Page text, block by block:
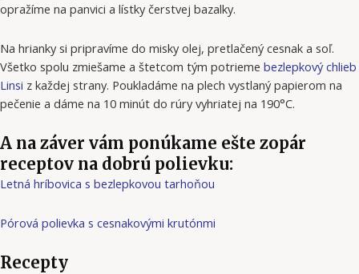
opražíme na panvici a lístky čerstvej bazalky.
Na hrianky si pripravíme do misky olej, pretlačený cesnak a soľ.
Všetko spolu zmiešame a štetcom tým potrieme bezlepkový chlieb
Linsi z každej strany. Poukladáme na plech vystlaný papierom na
pečenie a dáme na 10 minút do rúry vyhriatej na 190°C.
A na záver vám ponúkame ešte zopár
receptov na dobrú polievku:
Letná hríbovica s bezlepkovou tarhoňou
Pórová polievka s cesnakovými krutónmi
Recepty